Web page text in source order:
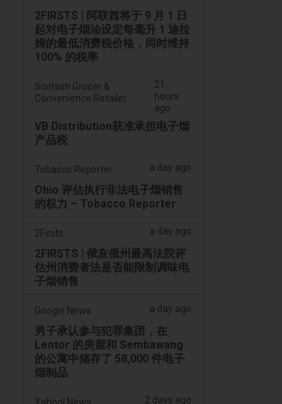
2FIRSTS | 阿联酋将于 9 月 1 日
起对电子烟油设定每毫升 1 迪拉
姆的最低消费税价格，同时维持
100% 的税率
Scottish Grocer &
Convenience Retailer
21
hours
ago
VB Distribution获准承担电子烟
产品税
Tobacco Reporter a day ago
Ohio 评估执行非法电子烟销售
的权力 – Tobacco Reporter
2Firsts a day ago
2FIRSTS | 俄亥俄州最高法院评
估州消费者法是否能限制调味电
子烟销售
Google News a day ago
男子承认参与犯罪集团，在
Lentor 的房屋和 Sembawang
的公寓中储存了 58,000 件电子
烟制品
2 days ago